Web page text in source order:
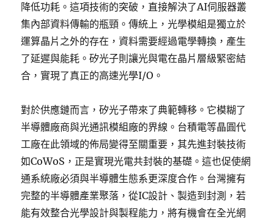
降低功耗。這項技術的突破，直接解決了AI伺服器叢
集內部資料傳輸的瓶頸。傳統上，光學模組是獨立於
運算晶片之外的存在，資料需要經過電學轉換，產生
了延遲與能耗。矽光子則讓光與電在晶片層級緊密結
合，實現了真正的高速光學I/O。
對於供應鏈而言，矽光子帶來了典範轉移。它模糊了
半導體廠商與光通訊模組廠的界線。台積電等晶圓代
工廠在此領域的佈局變得至關重要，其先進封裝技術
如CoWoS，正是實現光電共封裝的基礎。這也促使網
通系統廠必須與半導體生態系更深度合作。台灣擁有
完整的半導體產業聚落，從IC設計、製造到封測，若
能有效整合光學設計與製程能力，將有機會在全光網